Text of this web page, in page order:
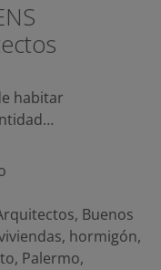
habitar
, Buenos
, hormigón,
, Palermo,